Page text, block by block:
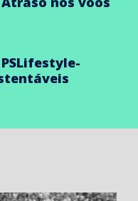
PSLifestyle-